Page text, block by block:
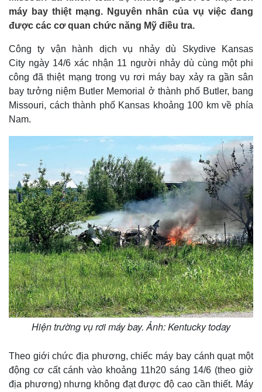
máy bay thiệt mạng. Nguyên nhân của vụ việc đang
được các cơ quan chức năng Mỹ điều tra.
Công ty vận hành dịch vụ nhảy dù Skydive Kansas
City ngày 14/6 xác nhận 11 người nhảy dù cùng một phi
công đã thiệt mạng trong vụ rơi máy bay xảy ra gần sân
bay tưởng niệm Butler Memorial ở thành phố Butler, bang
Missouri, cách thành phố Kansas khoảng 100 km về phía
Nam.
Hiện trường vụ rơi máy bay. Ảnh: Kentucky today
Theo giới chức địa phương, chiếc máy bay cánh quạt một
động cơ cất cánh vào khoảng 11h20 sáng 14/6 (theo giờ
địa phương) nhưng không đạt được độ cao cần thiết. Máy